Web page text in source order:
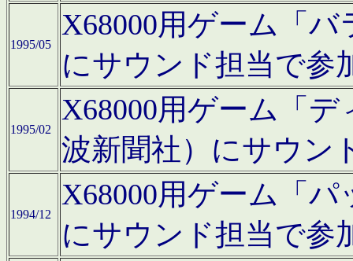
1995/05
X68000用ゲーム「
にサウンド担当で参
1995/02
X68000用ゲーム「
波新聞社）にサウン
1994/12
X68000用ゲーム「
にサウンド担当で参